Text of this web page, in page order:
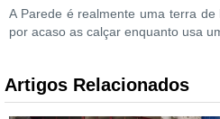
A Parede é realmente uma terra
por acaso as calçar enquanto usa
Artigos Relacionados